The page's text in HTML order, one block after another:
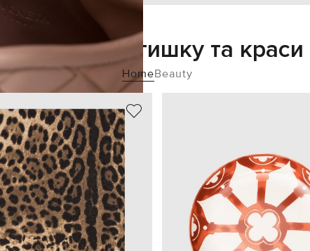
Додайте затишку та краси
HomeBeauty